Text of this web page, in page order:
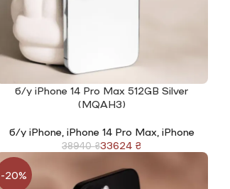
ЧИТАТИ ДАЛІ
б/у iPhone 14 Pro Max 512GB Silver
(MQAH3)
б/у iPhone, iPhone 14 Pro Max iPhone
38940₴33624 ₴
-20%